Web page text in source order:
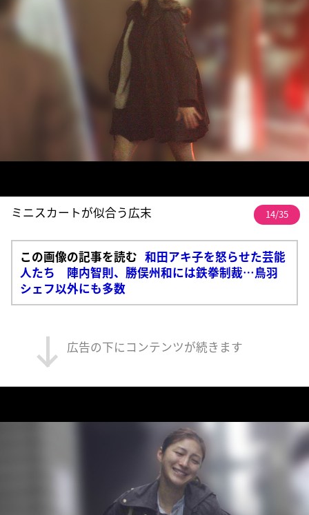
ミニスカートが似合う広末 14/35
この画像の記事を読む 和田アキ子を怒らせた芸能
人たち 陣内智則、勝俣州和には鉄拳制裁…鳥羽
シェフ以外にも多数
広告の下にコンテンツが続きます